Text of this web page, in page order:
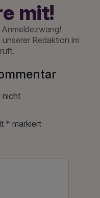
mit!
Redaktion im
nicht
* markiert